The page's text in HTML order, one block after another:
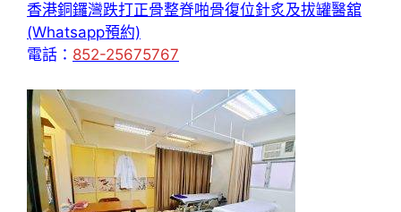
香港銅鑼灣跌打正骨整脊啪骨復位針炙及拔罐醫舘
(Whatsapp預約)
電話： 852-25675767